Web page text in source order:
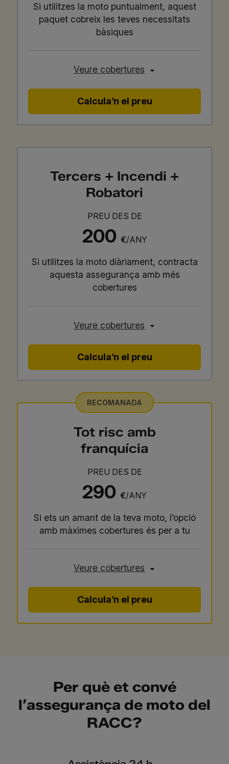
Si utilitzes la moto puntualment, aquest
paquet cobreix les teves necessitats
bàsiques
Veure cobertures
Calcula’n el preu
Tercers + Incendi +
Robatori
PREU DES DE
200 €/ANY
Si utilitzes la moto diàriament, contracta
aquesta assegurança amb més
cobertures
Veure cobertures
Calcula’n el preu
RECOMANADA
Tot risc amb
franquícia
PREU DES DE
290 €/ANY
Si ets un amant de la teva moto, l’opció
amb màximes cobertures és per a tu
Veure cobertures
Calcula’n el preu
Per què et convé
l’assegurança de moto del
RACC?